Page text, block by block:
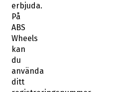
erbjuda.
På
ABS
Wheels
kan
du
använda
ditt